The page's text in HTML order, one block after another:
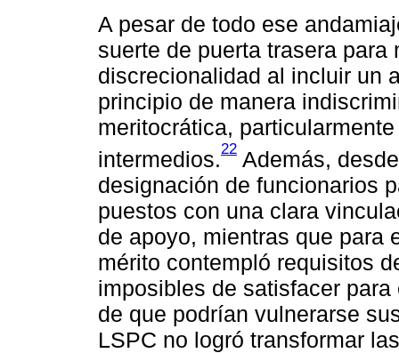
A pesar de todo ese
suerte de puerta trasera
discrecionalidad al incluir un
principio de manera
meritocrática,
intermedios.22 Además,
designación de funcionarios
puestos con una clara
de apoyo, mientras que para
mérito contempló requisitos
imposibles de satisfacer
de que podrían vulnerarse
LSPC no logró transformar